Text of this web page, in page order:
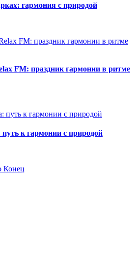
гармония с природой
FM: праздник гармонии в ритме
путь к гармонии с природой
Конец